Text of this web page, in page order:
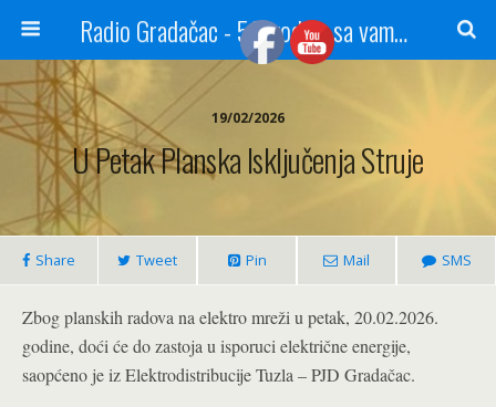
Radio Gradačac - 56 godina sa vama...
19/02/2026
U Petak Planska Isključenja Struje
Share Tweet Pin Mail SMS
Zbog planskih radova na elektro mreži u petak, 20.02.2026.
godine, doći će do zastoja u isporuci električne energije,
saopćeno je iz Elektrodistribucije Tuzla – PJD Gradačac.